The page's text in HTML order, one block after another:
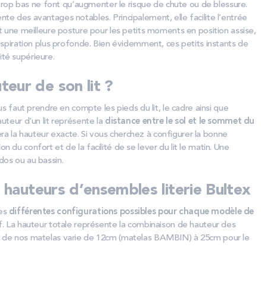
bas ne font qu’augmenter le risque de chute ou de blessure.
des avantages notables. Principalement, elle facilite l’entrée
meilleure posture pour les petits moments en position assise,
plus profonde. Bien évidemment, ces petits instants de
supérieure.
de son lit ?
faut prendre en compte les pieds du lit, le cadre ainsi que
d’un lit représente la distance entre le sol et le sommet du
la hauteur exacte. Si vous cherchez à configurer la bonne
du confort et de la facilité de se lever du lit le matin. Une
ou au bassin.
d’ensembles literie Bultex
différentes configurations possibles pour chaque modèle de
La hauteur totale représente la combinaison de hauteur des
nos matelas varie de 12cm (matelas BAMBIN) à 25cm pour le